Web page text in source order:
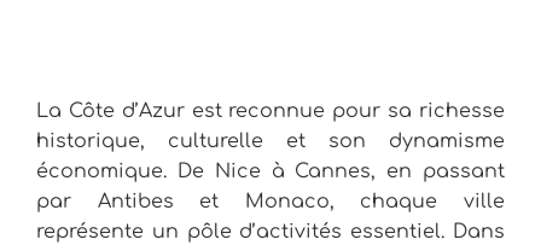
La Côte d’Azur est reconnue pour sa richesse
historique, culturelle et son dynamisme
économique. De Nice à Cannes, en passant
par Antibes et Monaco, chaque ville
représente un pôle d’activités essentiel. Dans